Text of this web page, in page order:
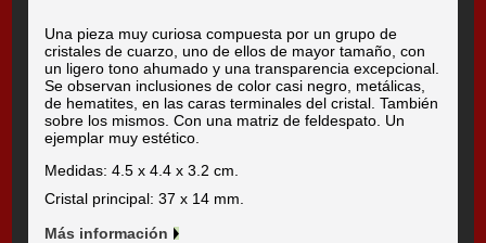
Una pieza muy curiosa compuesta por un grupo de
cristales de cuarzo, uno de ellos de mayor tamaño, con
un ligero tono ahumado y una transparencia excepcional.
Se observan inclusiones de color casi negro, metálicas,
de hematites, en las caras terminales del cristal. También
sobre los mismos. Con una matriz de feldespato. Un
ejemplar muy estético.
Medidas: 4.5 x 4.4 x 3.2 cm.
Cristal principal: 37 x 14 mm.
Más información